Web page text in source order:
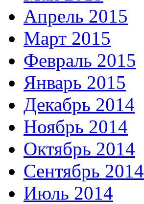
Апрель 2015
Март 2015
Февраль 2015
Январь 2015
Декабрь 2014
Ноябрь 2014
Октябрь 2014
Сентябрь 2014
Июль 2014